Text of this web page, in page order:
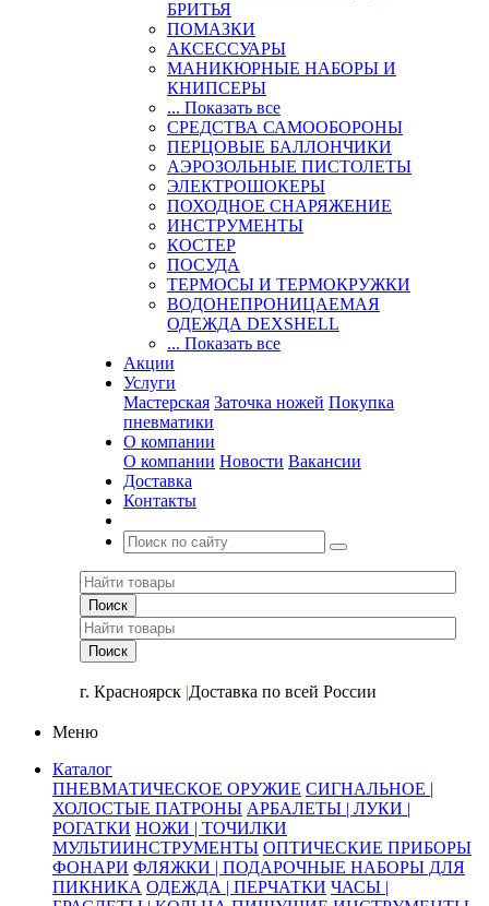
БРИТЬЯ
ПОМАЗКИ
АКСЕССУАРЫ
МАНИКЮРНЫЕ НАБОРЫ И
КНИПСЕРЫ
... Показать все
СРЕДСТВА САМООБОРОНЫ
ПЕРЦОВЫЕ БАЛЛОНЧИКИ
АЭРОЗОЛЬНЫЕ ПИСТОЛЕТЫ
ЭЛЕКТРОШОКЕРЫ
ПОХОДНОЕ СНАРЯЖЕНИЕ
ИНСТРУМЕНТЫ
КОСТЕР
ПОСУДА
ТЕРМОСЫ И ТЕРМОКРУЖКИ
ВОДОНЕПРОНИЦАЕМАЯ
ОДЕЖДА DEXSHELL
... Показать все
Акции
Услуги
Мастерская Заточка ножей Покупка
пневматики
О компании
О компании Новости Вакансии
Доставка
Контакты
г. Красноярск |Доставка по всей России
Меню
Каталог
ПНЕВМАТИЧЕСКОЕ ОРУЖИЕ СИГНАЛЬНОЕ |
ХОЛОСТЫЕ ПАТРОНЫ АРБАЛЕТЫ | ЛУКИ |
РОГАТКИ НОЖИ | ТОЧИЛКИ
МУЛЬТИИНСТРУМЕНТЫ ОПТИЧЕСКИЕ ПРИБОРЫ
ФОНАРИ ФЛЯЖКИ | ПОДАРОЧНЫЕ НАБОРЫ ДЛЯ
ПИКНИКА ОДЕЖДА | ПЕРЧАТКИ ЧАСЫ |